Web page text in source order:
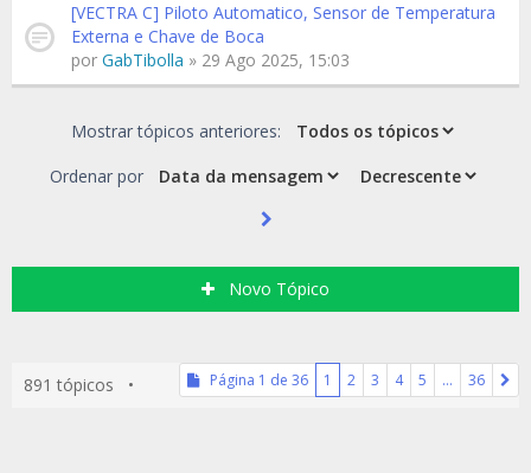
[VECTRA C] Piloto Automatico, Sensor de Temperatura
Externa e Chave de Boca
por GabTibolla » 29 Ago 2025, 15:03
Mostrar tópicos anteriores:
Ordenar por
Novo Tópico
891 tópicos • Página 1 de 36 1 2 3 4 5 … 36